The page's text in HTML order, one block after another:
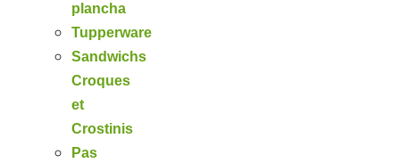
plancha
Tupperware
Sandwichs
Croques
et
Crostinis
Pas